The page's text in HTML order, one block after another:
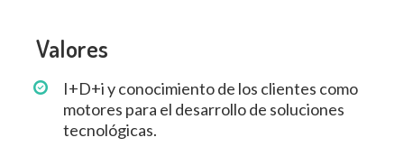
Valores
I+D+i y conocimiento de los clientes como
motores para el desarrollo de soluciones
tecnológicas.